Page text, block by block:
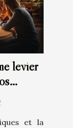
levier
et la